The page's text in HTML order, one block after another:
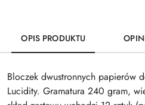
OPIS PRODUKTU
Bloczek dwustronnych papierów
Lucidity. Gramatura 240 gram,